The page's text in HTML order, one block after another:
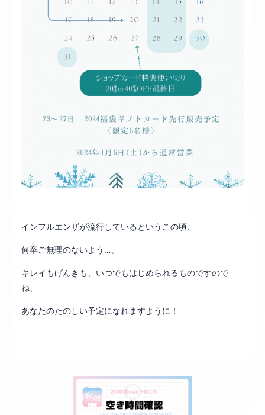
インフルエンザが流行しているというこの頃、
何卒ご無理のないよう…。
キレイもげんきも、いつでもはじめられるものですので
ね、
あなたのたのしい予定になれますように！